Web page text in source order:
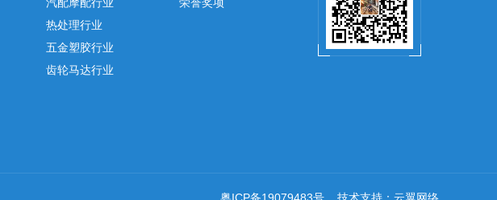
热处理行业
五金塑胶行业
齿轮马达行业